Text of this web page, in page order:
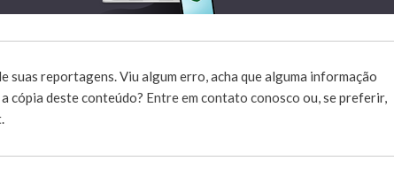
suas reportagens. Viu algum erro, acha que alguma informação
cópia deste conteúdo? Entre em contato conosco ou, se preferir,
.